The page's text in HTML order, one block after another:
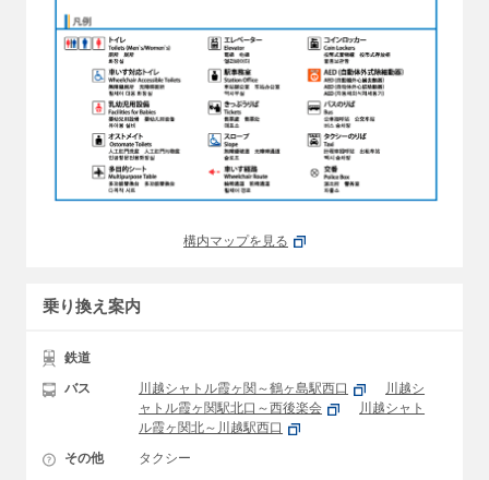
構内マップを見る
乗り換え案内
鉄道
バス 川越シャトル霞ヶ関～鶴ヶ島駅西口
川越シ
ャトル霞ヶ関駅北口～西後楽会
川越シャト
ル霞ヶ関北～川越駅西口
その他
タクシー